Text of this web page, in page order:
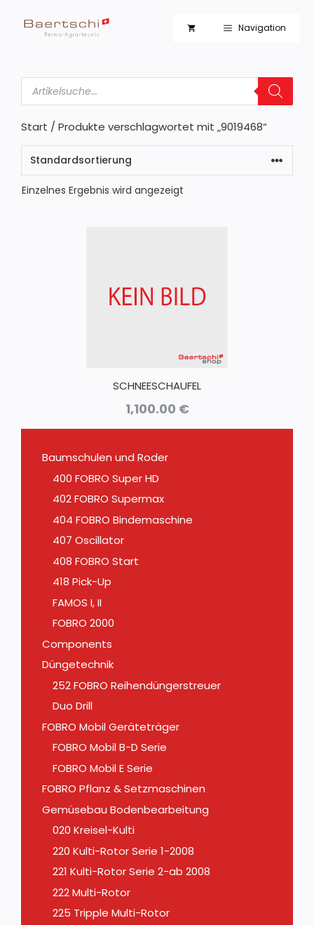
Inhalt
Navigation
Products
search
Start / Produkte verschlagwortet mit „9019468“
Einzelnes Ergebnis wird angezeigt
SCHNEESCHAUFEL
1,100.00 €
Baumschulen und Roder
400 FOBRO Super HD
402 FOBRO Supermax
404 FOBRO Bindemaschine
407 Oscillator
408 FOBRO Start
418 Pick-Up
FAMOS I, II
FOBRO 2000
Components
Düngetechnik
252 FOBRO Reihendüngerstreuer
Duo Drill
FOBRO Mobil Geräteträger
FOBRO Mobil B-D Serie
FOBRO Mobil E Serie
FOBRO Pflanz & Setzmaschinen
Gemüsebau Bodenbearbeitung
020 Kreisel-Kulti
220 Kulti-Rotor Serie 1-2008
221 Kulti-Rotor Serie 2-ab 2008
222 Multi-Rotor
225 Tripple Multi-Rotor